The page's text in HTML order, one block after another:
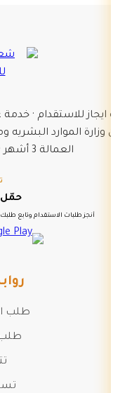
شركة ايجاز للاستقدام ·
من وزارة الموارد
العمالة 3 أشهر · إمكانية توصيل العمالة
حمّل
أنجز طلبات الاستقدام وتابع
طلب